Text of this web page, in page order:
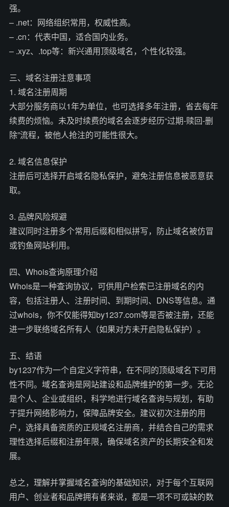
强。
– .net：网络组织常用，权威性高。
– .cn：代表中国，适合国内业务。
– .xyz、.top等：新兴通用顶级域名，个性化较强。
三、域名注册注意事项
1. 域名注册周期
大部分服务商以1年为单位，也可选择多年注册，省去每年
续费的烦恼。未及时续费的域名会逐步经历“过期-赎回-删
除”流程，被他人抢注的可能性很大。
2. 域名信息保护
注册后可选择开启域名隐私保护，避免注册信息被恶意获
取。
3. 品牌风险规避
建议同时注册多个常用后缀和相似拼写，防止域名被仿冒
或钓鱼网站利用。
四、Whois查询原理介绍
Whois是一种查询协议，可供用户检索已注册域名的内
容，包括注册人、注册时间、到期时间、DNS等信息。通
过whois，你不仅能得知by1237.com等是否被注册，还能
进一步联络域名所有人（如果对方未开启隐私保护）。
五、结语
by1237作为一个自定义字符串，在不同的顶级域名下可用
性不同。域名查询是网站建设和品牌维护的第一步。无论
是个人、企业或组织，科学地进行域名查询与规划，有助
于提升网络影响力，保障品牌安全。建议初次注册的用
户，选择具备资质的正规域名注册商，并结合自己的需求
理性选择后缀和注册年限，确保域名资产的长期安全和发
展。
总之，理解并掌握域名查询的基础知识，对于每个互联网
用户、创业者和品牌拥有者来说，都是一项不可或缺的数